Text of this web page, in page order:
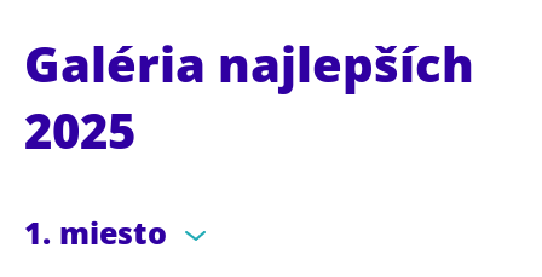
Galéria najlepších
2025
1. miesto